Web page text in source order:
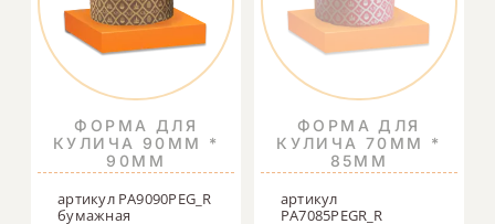
ФОРМА ДЛЯ
КУЛИЧА 90ММ *
90ММ
артикул PA9090PEG_R
бумажная
ФОРМА ДЛЯ
КУЛИЧА 70ММ *
85ММ
артикул
PA7085PEGR_R